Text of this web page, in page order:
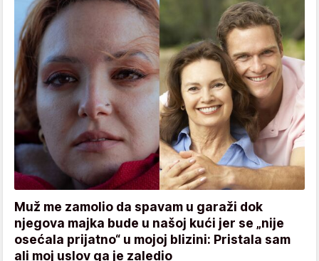
Muž me zamolio da spavam u garaži dok
njegova majka bude u našoj kući jer se „nije
osećala prijatno“ u mojoj blizini: Pristala sam
ali moj uslov ga je zaledio